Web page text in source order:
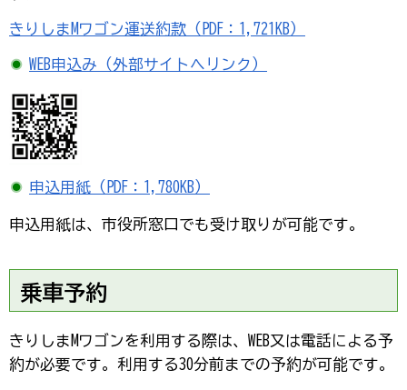
きりしまMワゴン運送約款（PDF：1,721KB）
WEB申込み（外部サイトへリンク）
申込用紙（PDF：1,780KB）
申込用紙は、市役所窓口でも受け取りが可能です。
乗車予約
きりしまMワゴンを利用する際は、WEB又は電話による予
約が必要です。利用する30分前までの予約が可能です。